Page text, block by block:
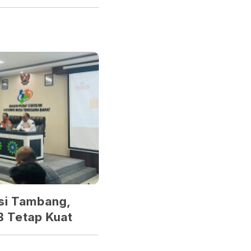
Tambang,
Tetap Kuat